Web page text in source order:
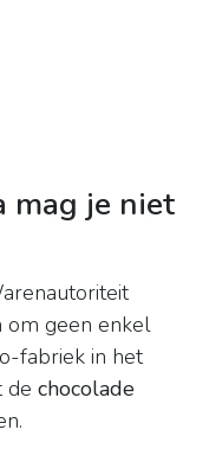
mag je niet
om geen enkel
fabriek in het
de chocolade